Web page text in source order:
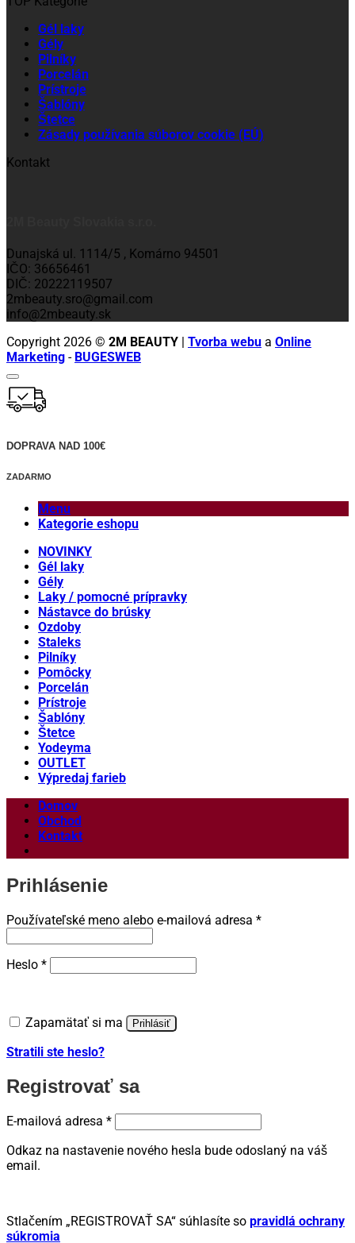
Gél laky
Gély
Pilníky
Porcelán
Prístroje
Šablóny
Štetce
Zásady používania súborov cookie (EÚ)
Kontakt
Dunajská ul. 1114/5 , Komárno 94501
IČO: 36656461
DIČ: 20222119507
2mbeauty.sro@gmail.com
info@2mbeauty.sk
Copyright 2026 © 2M BEAUTY | Tvorba webu a Online
Marketing - BUGESWEB
DOPRAVA NAD 100€
ZADARMO
Menu
Kategorie eshopu
NOVINKY
Gél laky
Gély
Laky / pomocné prípravky
Nástavce do brúsky
Ozdoby
Staleks
Pilníky
Pomôcky
Porcelán
Prístroje
Šablóny
Štetce
Yodeyma
OUTLET
Výpredaj farieb
Domov
Obchod
Kontakt
Prihlásenie
Používateľské meno alebo e-mailová adresa *Povinné
Heslo *Povinné
Zapamätať si ma Prihlásiť
Stratili ste heslo?
Registrovať sa
E-mailová adresa *Povinné
Odkaz na nastavenie nového hesla bude odoslaný na váš
email.
Stlačením „REGISTROVAŤ SA“ súhlasíte so pravidlá ochrany
súkromia